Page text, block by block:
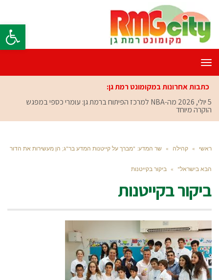
פתח
תפריט
כתבות אחרונות במקומונט רמת גן:
5 יולי, 2026
מה-NBA למרכז הפיתוח ברמת גן: עומרי כספי במפגש
הוקרה מיוחד
ראשי » קהילה » שר המדע: "מברך על קייטנות המדע בר"ג; הן מעשירות את הדור
הבא בישראל" » ביקור בקייטנות
ביקור בקייטנות